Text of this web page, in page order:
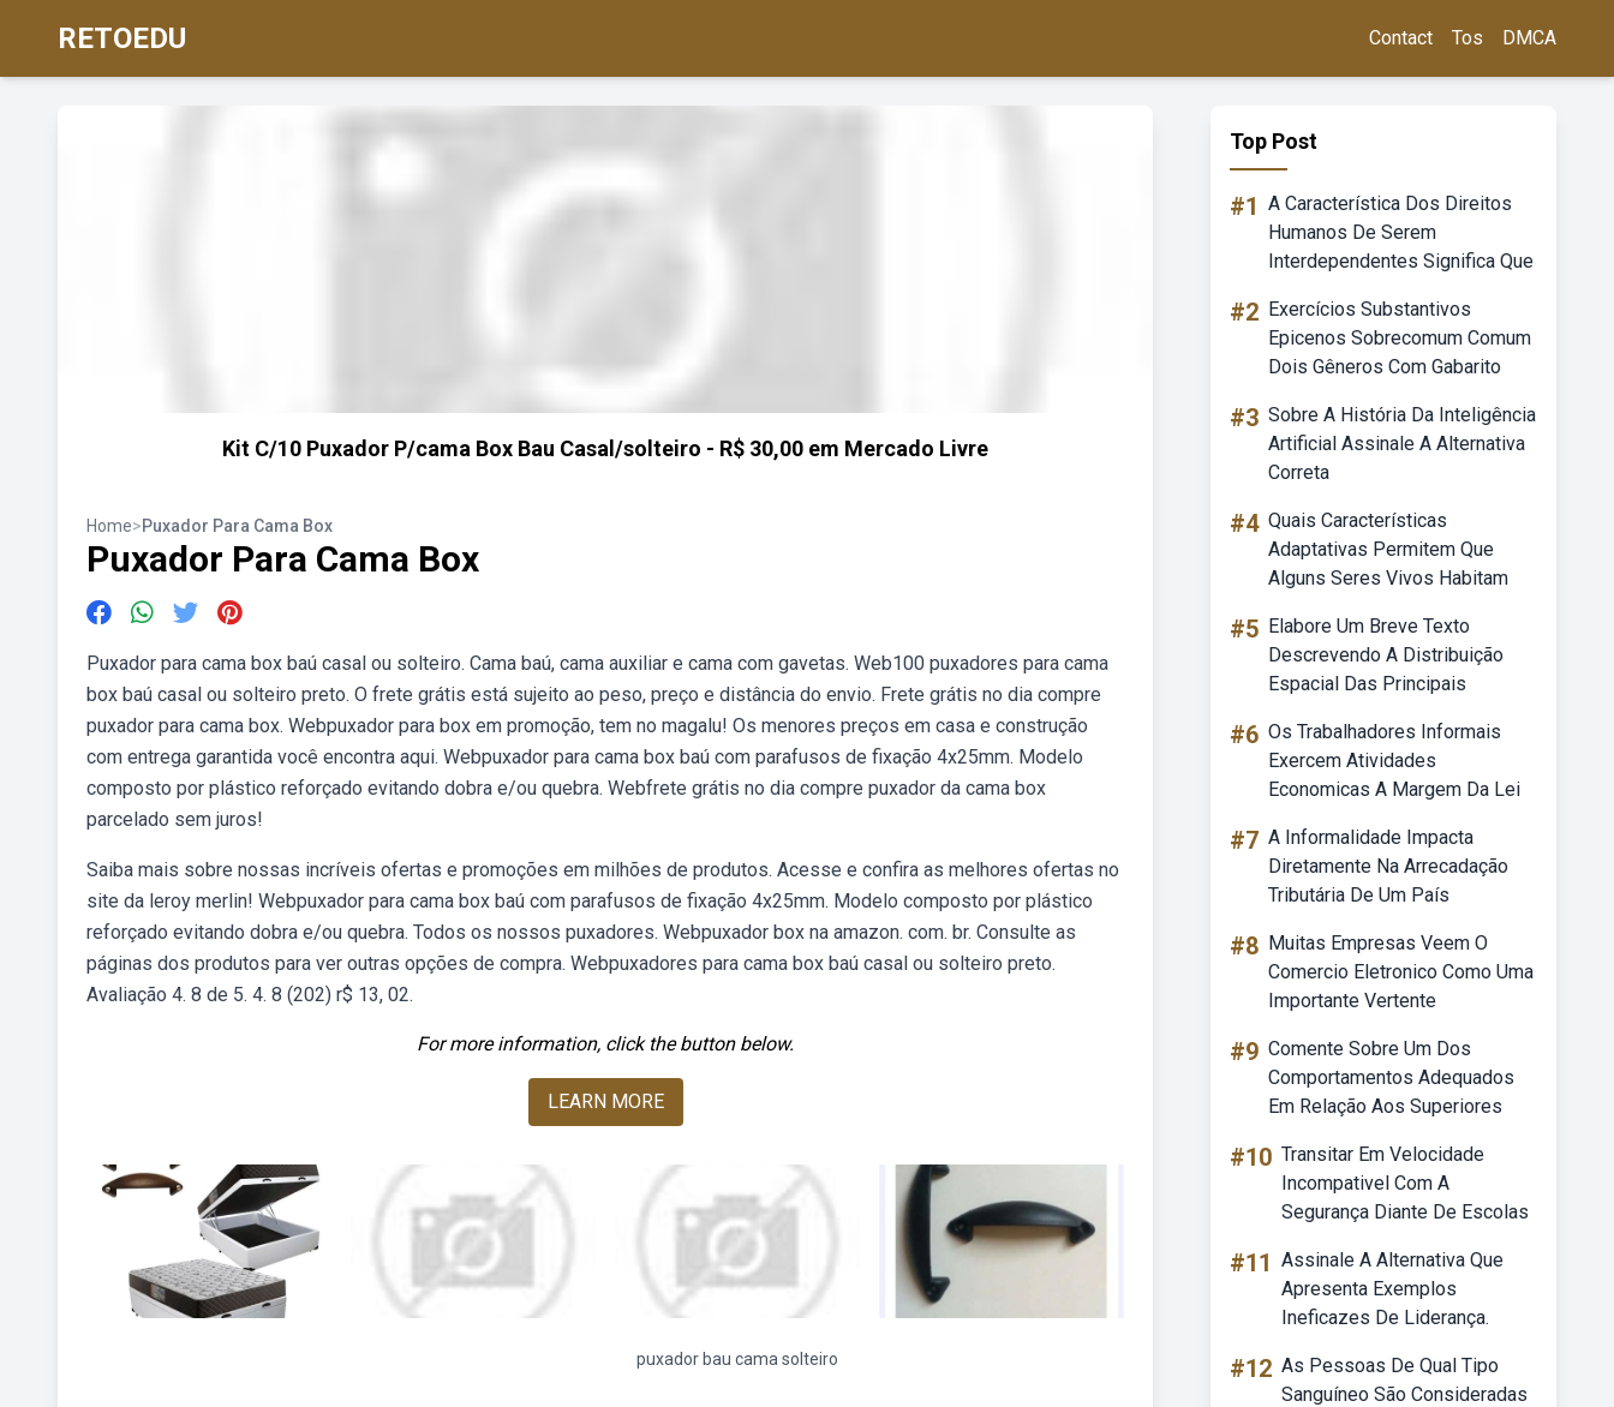
RETOEDU Contact Tos DMCA
Kit C/10 Puxador P/cama Box Bau Casal/solteiro - R$ 30,00 em Mercado Livre
Home>Puxador Para Cama Box
Puxador Para Cama Box
Puxador para cama box baú casal ou solteiro. Cama baú, cama auxiliar e cama com gavetas. Web100 puxadores para cama
box baú casal ou solteiro preto. O frete grátis está sujeito ao peso, preço e distância do envio. Frete grátis no dia compre
puxador para cama box. Webpuxador para box em promoção, tem no magalu! Os menores preços em casa e construção
com entrega garantida você encontra aqui. Webpuxador para cama box baú com parafusos de fixação 4x25mm. Modelo
composto por plástico reforçado evitando dobra e/ou quebra. Webfrete grátis no dia compre puxador da cama box
parcelado sem juros!
Saiba mais sobre nossas incríveis ofertas e promoções em milhões de produtos. Acesse e confira as melhores ofertas no
site da leroy merlin! Webpuxador para cama box baú com parafusos de fixação 4x25mm. Modelo composto por plástico
reforçado evitando dobra e/ou quebra. Todos os nossos puxadores. Webpuxador box na amazon. com. br. Consulte as
páginas dos produtos para ver outras opções de compra. Webpuxadores para cama box baú casal ou solteiro preto.
Avaliação 4. 8 de 5. 4. 8 (202) r$ 13, 02.
For more information, click the button below.
LEARN MORE
puxador bau cama solteiro
Top Post
#1 A Característica Dos Direitos
Humanos De Serem
Interdependentes Significa Que
#2 Exercícios Substantivos
Epicenos Sobrecomum Comum
Dois Gêneros Com Gabarito
#3 Sobre A História Da Inteligência
Artificial Assinale A Alternativa
Correta
#4 Quais Características
Adaptativas Permitem Que
Alguns Seres Vivos Habitam
#5 Elabore Um Breve Texto
Descrevendo A Distribuição
Espacial Das Principais
#6 Os Trabalhadores Informais
Exercem Atividades
Economicas A Margem Da Lei
#7 A Informalidade Impacta
Diretamente Na Arrecadação
Tributária De Um País
#8 Muitas Empresas Veem O
Comercio Eletronico Como Uma
Importante Vertente
#9 Comente Sobre Um Dos
Comportamentos Adequados
Em Relação Aos Superiores
#10 Transitar Em Velocidade
Incompativel Com A
Segurança Diante De Escolas
#11 Assinale A Alternativa Que
Apresenta Exemplos
Ineficazes De Liderança.
#12 As Pessoas De Qual Tipo
Sanguíneo São Consideradas